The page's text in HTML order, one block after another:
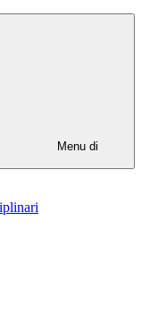
Menu di